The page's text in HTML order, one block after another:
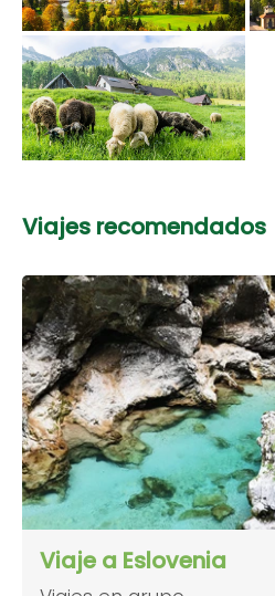
Viajes recomendados
Viaje a Eslovenia